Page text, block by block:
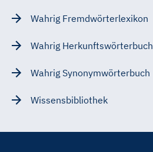
Wahrig Fremdwörterlexikon
Wahrig Herkunftswörterbuch
Wahrig Synonymwörterbuch
Wissensbibliothek